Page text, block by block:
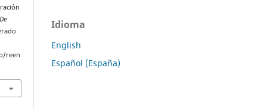
reen
Idioma
English
Español (España)